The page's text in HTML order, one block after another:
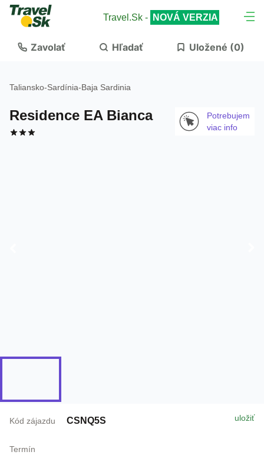
Travel.Sk - NOVÁ VERZIA
Zavolať Hľadať Uložené (0)
Taliansko-Sardínia-Baja Sardinia
Residence EA Bianca
Potrebujem
viac info
Kód zájazdu